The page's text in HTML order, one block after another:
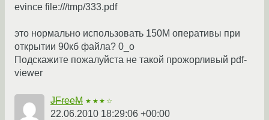
evince file:///tmp/333.pdf
это нормально использовать 150М оперативы при
открытии 90кб файла? 0_о
Подскажите пожалуйста не такой прожорливый pdf-
viewer
JFreeM ★★★☆
22.06.2010 18:29:06 +00:00